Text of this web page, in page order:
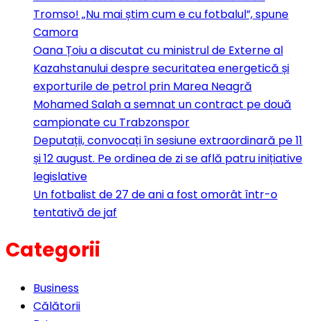
Tromso! „Nu mai știm cum e cu fotbalul”, spune
Camora
Oana Țoiu a discutat cu ministrul de Externe al
Kazahstanului despre securitatea energetică și
exporturile de petrol prin Marea Neagră
Mohamed Salah a semnat un contract pe două
campionate cu Trabzonspor
Deputații, convocați în sesiune extraordinară pe 11
și 12 august. Pe ordinea de zi se află patru inițiative
legislative
Un fotbalist de 27 de ani a fost omorât într-o
tentativă de jaf
Categorii
Business
Călătorii